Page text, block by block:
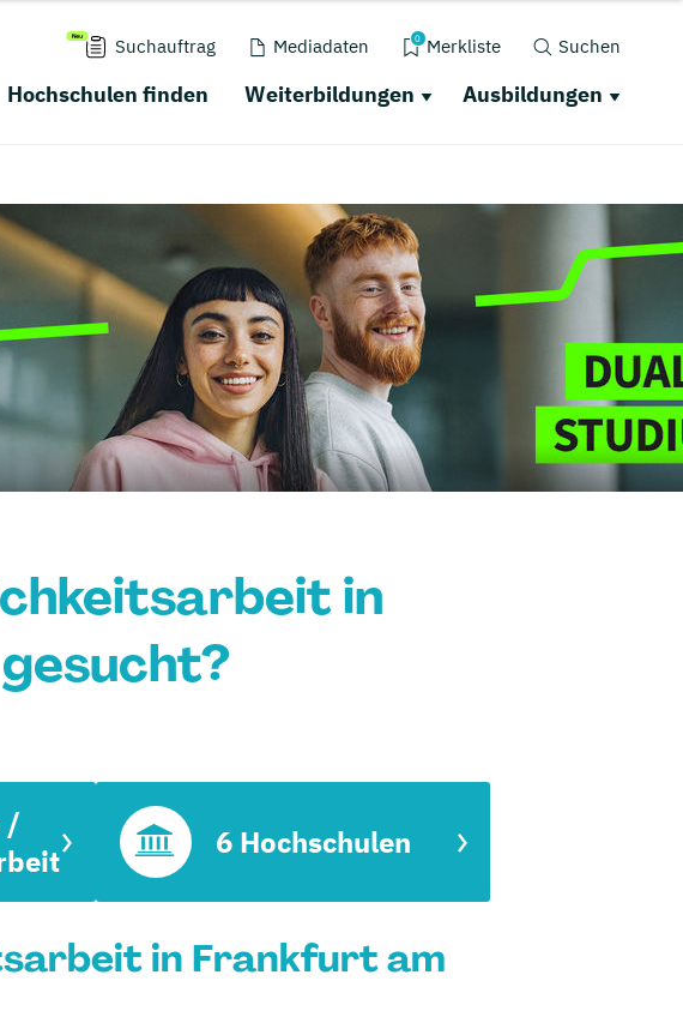
Suchauftrag Mediadaten 0 Merkliste Suchen
Hochschulen finden Weiterbildungen Ausbildungen
in
/
6 Hochschulen
in Frankfurt am